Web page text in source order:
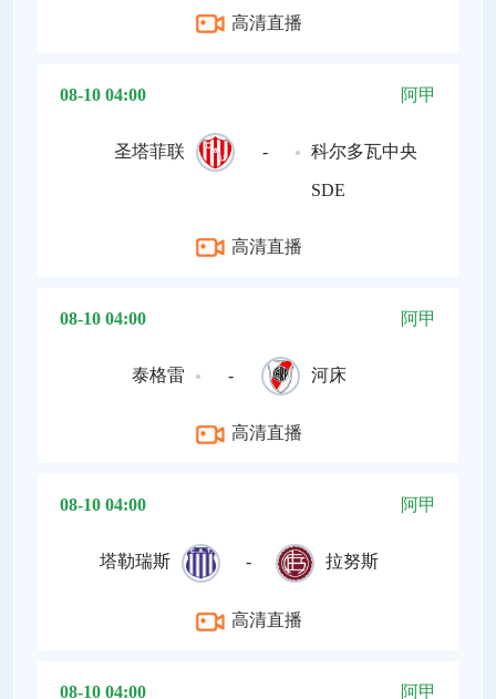
高清直播
08-10 04:00 阿甲
圣塔菲联 - 科尔多瓦中央
SDE
高清直播
08-10 04:00 阿甲
泰格雷 - 河床
高清直播
08-10 04:00 阿甲
塔勒瑞斯 - 拉努斯
高清直播
08-10 04:00 阿甲